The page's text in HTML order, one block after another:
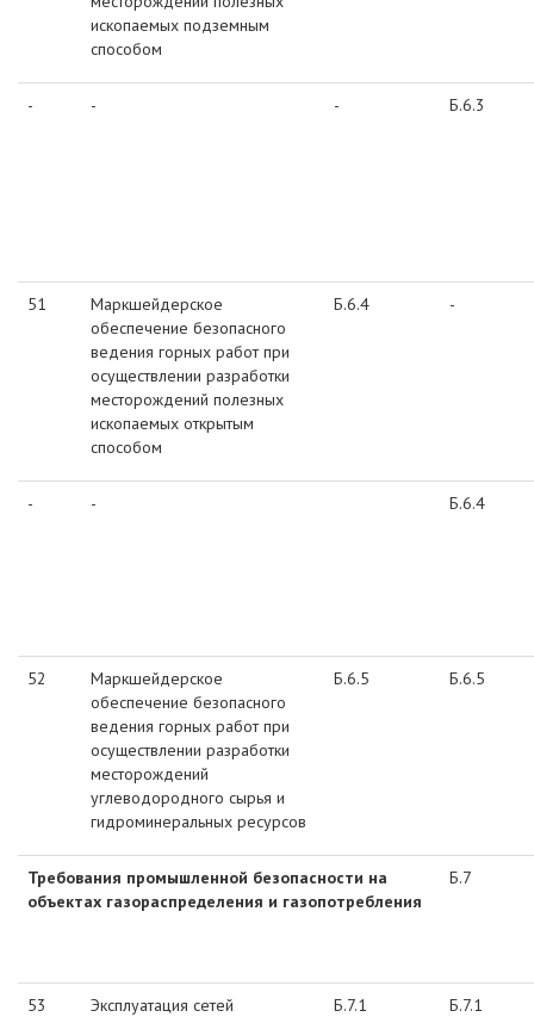
ископаемых подземным
способом
- - - Б.6.3
51
Маркшейдерское
обеспечение безопасного
ведения горных работ при
осуществлении разработки
месторождений полезных
ископаемых открытым
способом
Б.6.4 -
- - Б.6.4
52
Маркшейдерское
обеспечение безопасного
ведения горных работ при
осуществлении разработки
месторождений
углеводородного сырья и
гидроминеральных ресурсов
Б.6.5 Б.6.5
Требования промышленной безопасности на
объектах газораспределения и газопотребления
Б.7
53
Эксплуатация сетей
Б.7.1 Б.7.1